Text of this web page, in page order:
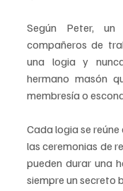
Según Peter,
compañeros de
una logia y
hermano masón
membresía o
Cada logia se
las ceremonias de
pueden durar una
siempre un secreto